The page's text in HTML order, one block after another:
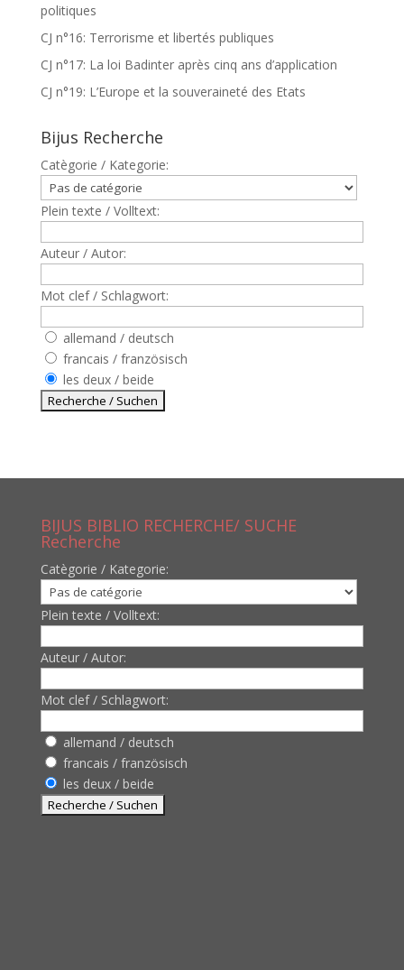
politiques
CJ n°16: Terrorisme et libertés publiques
CJ n°17: La loi Badinter après cinq ans d’application
CJ n°19: L’Europe et la souveraineté des Etats
Bijus Recherche
Catègorie / Kategorie:
Plein texte / Volltext:
Auteur / Autor:
Mot clef / Schlagwort:
allemand / deutsch
francais / französisch
les deux / beide
BIJUS BIBLIO RECHERCHE/ SUCHE
Recherche
Catègorie / Kategorie:
Plein texte / Volltext:
Auteur / Autor:
Mot clef / Schlagwort:
allemand / deutsch
francais / französisch
les deux / beide